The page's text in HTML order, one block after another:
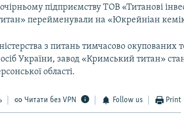
підприємству ТОВ «Титанові
перейменували на «Юкрейніан
з питань тимчасово окупованих
України, завод «Кримський титан»
області.
Читати без VPN Follow us Print